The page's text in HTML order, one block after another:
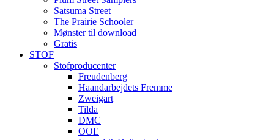
Satsuma Street
The Prairie Schooler
Mønster til download
Gratis
STOF
Stofproducenter
Freudenberg
Haandarbejdets Fremme
Zweigart
Tilda
DMC
OOE